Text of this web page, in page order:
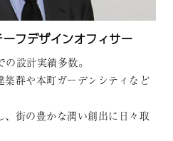
フデザインオフィサー
設計実績多数。
群や本町ガーデンシティなど
街の豊かな潤い創出に日々取